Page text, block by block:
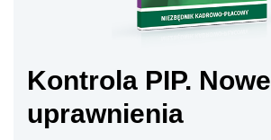
Kontrola PIP. Nowe
uprawnienia